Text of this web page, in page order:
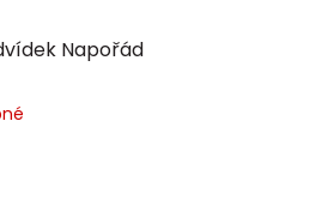
Napořád